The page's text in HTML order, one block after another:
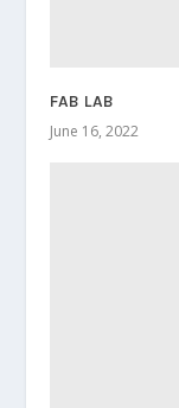
FAB LAB
June 16, 2022